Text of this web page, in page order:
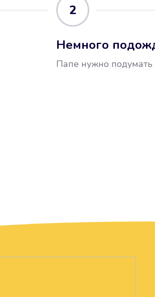
2
Немного
Папе нужно подумать